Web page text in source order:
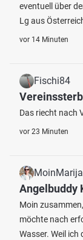
eventuell über
Lg aus
vor 14 Minuten
Fischi84
Das riecht nach
vor 23 Minuten
MoinMarija
Angelbuddy
Moin
möchte nach
Wasser. Weil ich